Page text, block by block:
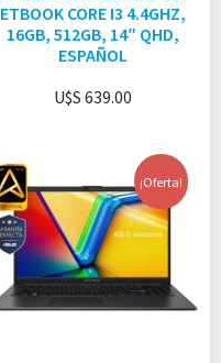
ETBOOK CORE I3 4.4GHZ,
16GB, 512GB, 14″ QHD,
ESPAÑOL
U$S 639.00
¡Oferta!